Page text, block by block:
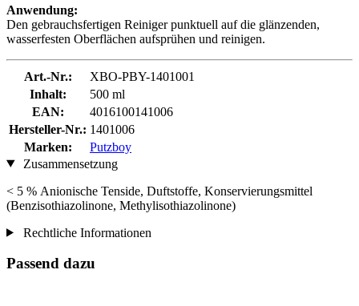
Anwendung:
Den gebrauchsfertigen Reiniger punktuell auf die glänzenden,
wasserfesten Oberflächen aufsprühen und reinigen.
Art.-Nr.:
XBO-PBY-1401001
Inhalt:
500 ml
EAN:
4016100141006
Hersteller-Nr.: 1401006
Marken:
Putzboy
Zusammensetzung
< 5 % Anionische Tenside, Duftstoffe, Konservierungsmittel
(Benzisothiazolinone, Methylisothiazolinone)
Rechtliche Informationen
Passend dazu